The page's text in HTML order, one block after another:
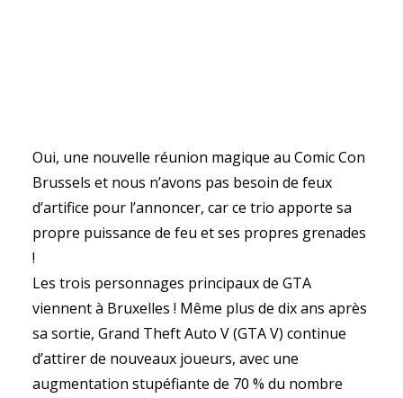
Oui, une nouvelle réunion magique au Comic Con
Brussels et nous n’avons pas besoin de feux
d’artifice pour l’annoncer, car ce trio apporte sa
propre puissance de feu et ses propres grenades
!
Les trois personnages principaux de GTA
viennent à Bruxelles ! Même plus de dix ans après
sa sortie, Grand Theft Auto V (GTA V) continue
d’attirer de nouveaux joueurs, avec une
augmentation stupéfiante de 70 % du nombre